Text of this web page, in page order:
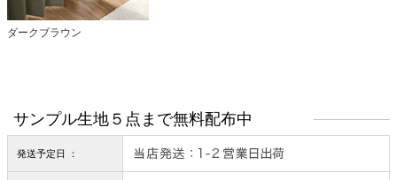
ダークブラウン
サンプル生地５点まで無料配布中
発送予定日 ：